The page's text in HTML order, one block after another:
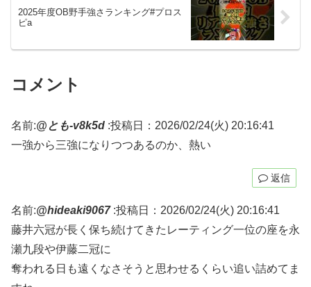
2025年度OB野手強さランキング#プロス
ピa
コメント
名前:@とも-v8k5d :投稿日：2026/02/24(火) 20:16:41
一強から三強になりつつあるのか、熱い
返信
名前:@hideaki9067:投稿日：2026/02/24(火) 20:16:41
藤井六冠が長く保ち続けてきたレーティング一位の座を永
瀬九段や伊藤二冠に
奪われる日も遠くなさそうと思わせるくらい追い詰めてま